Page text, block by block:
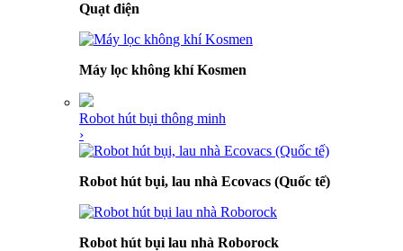
Quạt điện
Máy lọc không khí Kosmen
Robot hút bụi thông minh
›
Robot hút bụi, lau nhà Ecovacs (Quốc tế)
Robot hút bụi lau nhà Roborock